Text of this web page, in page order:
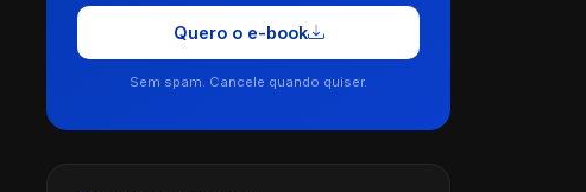
Quero o e-book
Sem spam. Cancele quando quiser.